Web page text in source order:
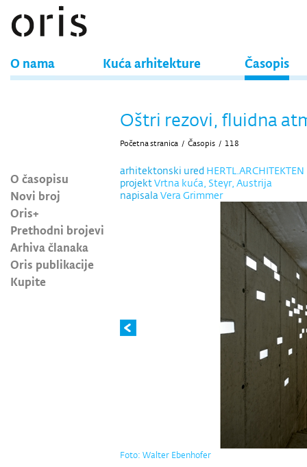
O nama Kuća arhitekture Časopis
O časopisu
Novi broj
Oris+
Prethodni brojevi
Arhiva članaka
Oris publikacije
Kupite
Oštri rezovi, fluidna
Početna stranica / Časopis / 118
arhitektonski ured HERTL.ARCHITEKTEN
projektVrtna kuća, Steyr, Austrija
napisalaVera Grimmer
Foto: Walter Ebenhofer